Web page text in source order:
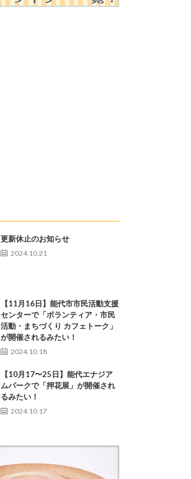
更新休止のお知らせ
2024.10.21
【11月16日】能代市市民活動支援
センターで「ボランティア・市民
活動・まちづくり カフェトーク」
が開催されるみたい！
2024.10.18
【10月17〜25日】能代エナジア
ムパークで「押花展」が開催され
るみたい！
2024.10.17